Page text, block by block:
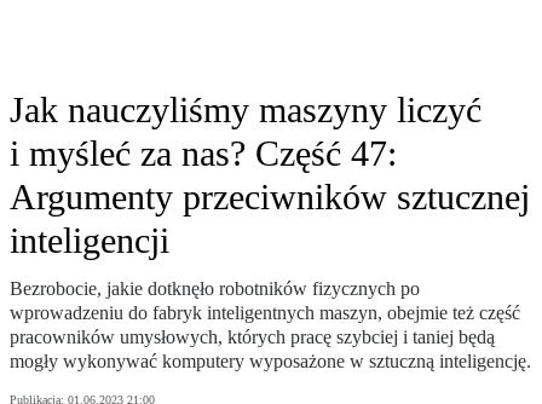
Jak nauczyliśmy maszyny liczyć
i myśleć za nas? Część 47:
Argumenty przeciwników sztucznej
inteligencji
Bezrobocie, jakie dotknęło robotników fizycznych po
wprowadzeniu do fabryk inteligentnych maszyn, obejmie też część
pracowników umysłowych, których pracę szybciej i taniej będą
mogły wykonywać komputery wyposażone w sztuczną inteligencję.
Publikacja: 01.06.2023 21:00